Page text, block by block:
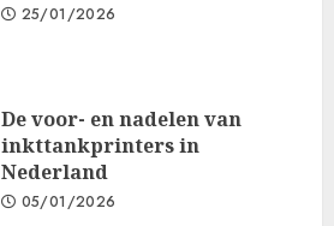
25/01/2026
De voor- en nadelen van
inkttankprinters in
Nederland
05/01/2026